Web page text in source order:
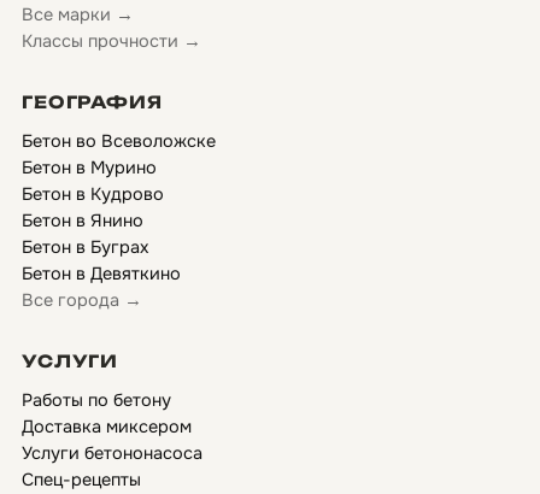
Все марки →
Классы прочности →
ГЕОГРАФИЯ
Бетон во Всеволожске
Бетон в Мурино
Бетон в Кудрово
Бетон в Янино
Бетон в Буграх
Бетон в Девяткино
Все города →
УСЛУГИ
Работы по бетону
Доставка миксером
Услуги бетононасоса
Спец-рецепты